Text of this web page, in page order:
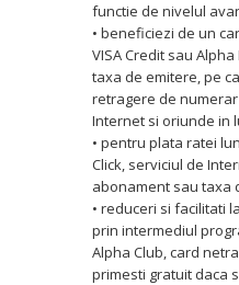
functie de nivelul
• beneficiezi de un
VISA Credit sau
taxa de emitere, pe
retragere de
Internet si oriunde in
• pentru plata ratei
Click, serviciul de
abonament sau taxa
• reduceri si facilitati
prin intermediul
Alpha Club, card
primesti gratuit daca